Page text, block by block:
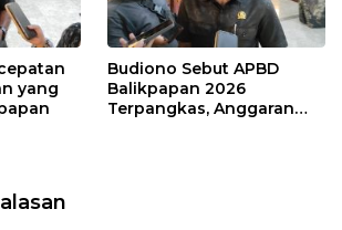
yang
Budiono Sebut APBD
Balikpapan 2026
Terpangkas, Anggaran